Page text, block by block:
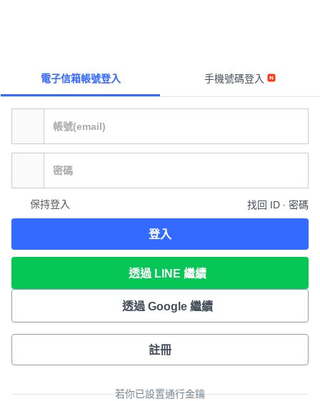
電子信箱帳號登入 手機號碼登入
保持登入 找回 ID ∙ 密碼
登入
透過 LINE 繼續
透過 Google 繼續
註冊
若你已設置通行金鑰